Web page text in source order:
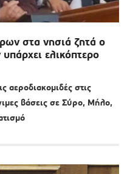
στα νησιά ζητά ο
ελικόπτερο
αεροδιακομιδές στις
βάσεις σε Σύρο, Μήλο,